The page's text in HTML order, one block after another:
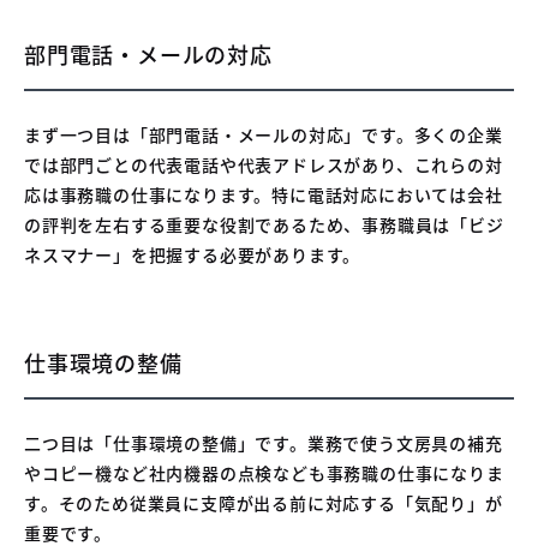
部門電話・メールの対応
まず一つ目は「部門電話・メールの対応」です。多くの企業
では部門ごとの代表電話や代表アドレスがあり、これらの対
応は事務職の仕事になります。特に電話対応においては会社
の評判を左右する重要な役割であるため、事務職員は「ビジ
ネスマナー」を把握する必要があります。
仕事環境の整備
二つ目は「仕事環境の整備」です。業務で使う文房具の補充
やコピー機など社内機器の点検なども事務職の仕事になりま
す。そのため従業員に支障が出る前に対応する「気配り」が
重要です。